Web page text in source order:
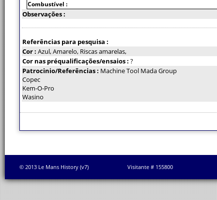
Combustível :
Observações :
Referências para pesquisa :
Cor : Azul, Amarelo, Riscas amarelas,
Cor nas préqualificações/ensaios : ?
Patrocinio/Referências : Machine Tool Mada Group
Copec
Kem-O-Pro
Wasino
© 2013 Le Mans History (v7) Visitante # 155800